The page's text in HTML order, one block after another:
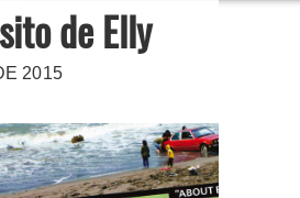
de Elly
2015